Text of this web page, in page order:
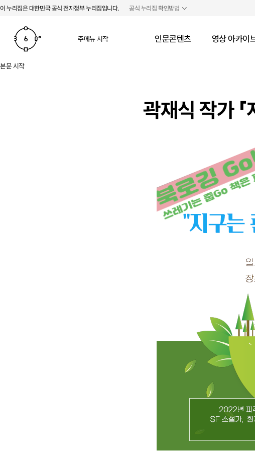
본문 바로가기
주메뉴 바로가기
이 누리집은 대한민국 공식 전자정부 누리집입니다. 공식 누리집 확인방법
주메뉴 시작 인문콘텐츠 영상 아카이
본문 시작
곽재식 작가